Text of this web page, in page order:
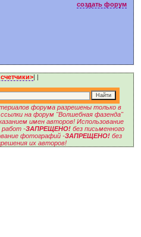
создать форум
| |
форума разрешены только в
на форум "Волшебная фазенда"
имен авторов! Использование
работ -ЗАПРЕЩЕНО!без письменного
фотографий -ЗАПРЕЩЕНО! без
их авторов!